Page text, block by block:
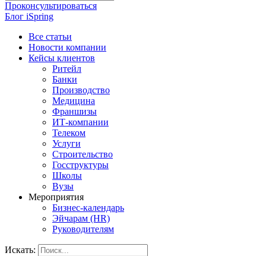
Проконсультироваться
Блог iSpring
Все статьи
Новости компании
Кейсы клиентов
Ритейл
Банки
Производство
Медицина
Франшизы
ИТ-компании
Телеком
Услуги
Строительство
Госструктуры
Школы
Вузы
Мероприятия
Бизнес-календарь
Эйчарам (HR)
Руководителям
Искать: